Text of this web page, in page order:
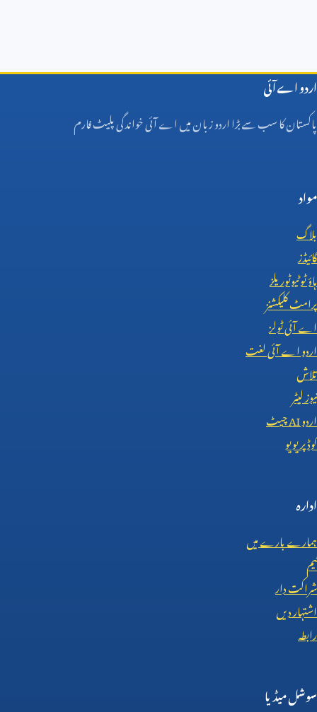
اردو اے آئی
پاکستان کا سب سے بڑا اردو زبان میں اے آئی خواندگی پلیٹ فارم
مواد
بلاگ
گائیڈز
ہاؤ ٹو ٹیوٹوریلز
پرامٹ کلیکشنز
اے آئی ٹولز
اردو اے آئی لغت
تلاش
نیوز لیٹر
اردوAIچیٹ
کوڈ پریویو
ادارہ
ہمارے بارے میں
ٹیم
شراکت دار
اشتہار دیں
رابطہ
سوشل میڈیا